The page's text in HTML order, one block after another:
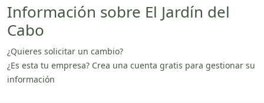
Información sobre El Jardín del
Cabo
¿Quieres solicitar un cambio?
¿Es esta tu empresa? Crea una cuenta gratis para gestionar su
información